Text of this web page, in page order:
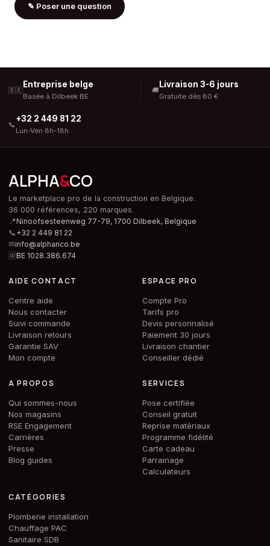
✎ Poser une question
🇧🇪
Entreprise belge
Basée à Dilbeek BE
🚚
Livraison 3-6 jours
Gratuite dès 80 €
📞
+32 2 449 81 22
Lun-Ven 8h-18h
ALPHA&CO
Le marketplace pro de la construction en Belgique.
36 000 références, 220 marques.
📍Ninoofsesteenweg 77-79, 1700 Dilbeek, Belgique
📞+32 2 449 81 22
✉info@alphanco.be
🆔BE 1028.386.674
AIDE CONTACT
Centre aide
Nous contacter
Suivi commande
Livraison retours
Garantie SAV
Mon compte
ESPACE PRO
Compte Pro
Tarifs pro
Devis personnalisé
Paiement 30 jours
Livraison chantier
Conseiller dédié
A PROPOS
Qui sommes-nous
Nos magasins
RSE Engagement
Carrières
Presse
Blog guides
SERVICES
Pose certifiée
Conseil gratuit
Reprise matériaux
Programme fidélité
Carte cadeau
Parrainage
Calculateurs
CATÉGORIES
Plomberie installation
Chauffage PAC
Sanitaire SDB